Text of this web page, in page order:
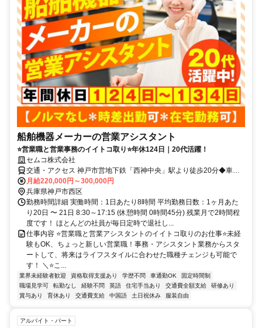
船舶機器メーカーの営業アシスタント
⭐営業職と営業事務のイイトコ取り⭐年休124日｜20代活躍！
セムコ株式会社
交通・アクセス 神戸市営地下鉄「西神中央」駅より徒歩20分◆車通
勤可
月給220,000円～300,000円
兵庫県神戸市西区
勤務時間詳細 実働時間：1日あたり8時間 平均勤務日数：1ヶ月あた
り20日 〜 21日 8:30～17:15 (休憩時間 0時間45分) 残業月で2時間程
度です！ ほとんどの社員が毎日定時で退社し...
仕事内容 ⭐営業職と営業アシスタントのイイトコ取りのお仕事⭐未経
験もOK、ちょっと新しい営業職！事務・アシスタント業務からスタ
ートして、将来はライフスタイルに合わせた職種チェンジも可能で
す！ ＼⭐こ...
業界未経験者歓迎 資格取得支援あり 学歴不問 車通勤OK
固定時間制
職場見学可
転勤なし 経験不問 英語 住宅手当あり 交通費全額支給
研修あり
賞与あり
育休あり 交通費支給 中国語 土日祝休み 服装自由
アルバイト・パート